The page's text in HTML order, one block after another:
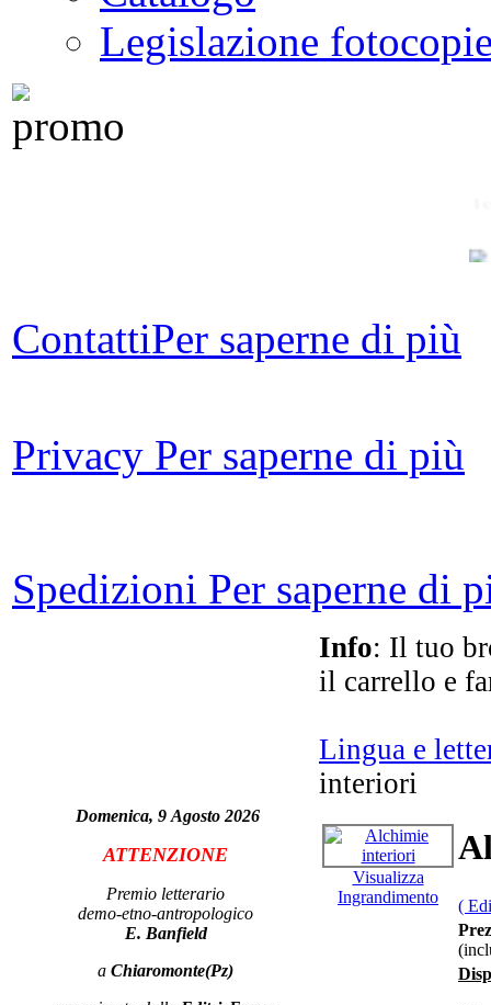
Legislazione
I
ContattiPer saperne di più
Privacy Per saperne di più
Spedizioni Per saperne di
Domenica, 9 Agosto 2026
ATTENZIONE
Premio letterario
demo-etno-antropologico
E. Banfield
a Chiaromonte(Pz)
Info: Il tuo
il carrello e
Lingua e
interiori
Visualizza
Ingrandimento
(